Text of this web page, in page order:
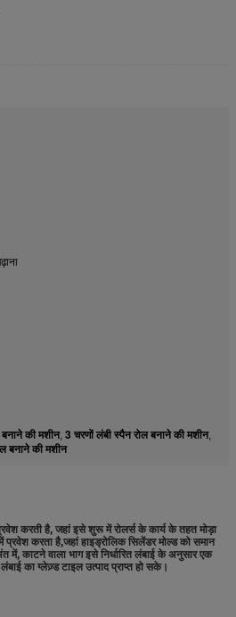
की मशीन, 3 चरणों लंबी स्पैन रोल बनाने की मशीन,
बनाने की मशीन
करती है, जहां इसे शुरू में रोलर्स के कार्य के तहत मोड़ा
प्रवेश करता है,जहां हाइड्रोलिक सिलेंडर मोल्ड को समान
में, काटने वाला भाग इसे निर्धारित लंबाई के अनुसार एक
का ग्लेज़्ड टाइल उत्पाद प्राप्त हो सके।